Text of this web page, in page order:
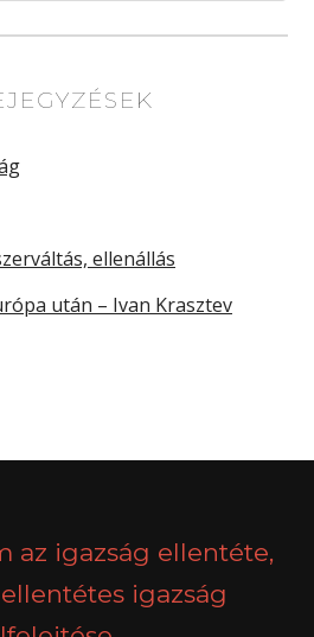
ellenállás
után – Ivan Krasztev
az igazság ellentéte,
igazság